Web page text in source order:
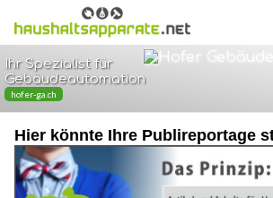
Hier könnte Ihre Publireportage